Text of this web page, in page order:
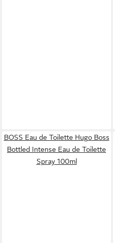
BOSS Eau de Toilette Hugo Boss
Bottled Intense Eau de Toilette
Spray 100ml